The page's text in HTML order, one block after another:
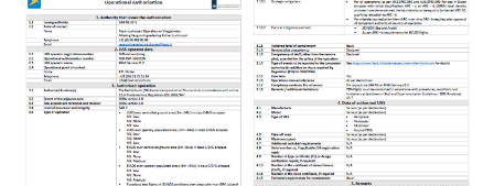
Vluchtuitvoering
Dataverwerking van luchtopnames
Vliegen in gecontroleerd luchtruim
Detect and avoid - ADS-B
Testen Transponder